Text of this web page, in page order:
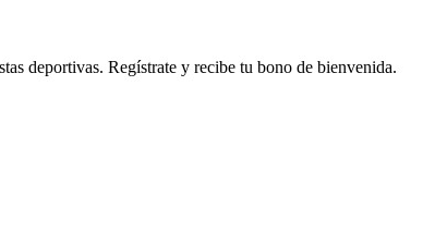
deportivas. Regístrate y recibe tu bono de bienvenida.